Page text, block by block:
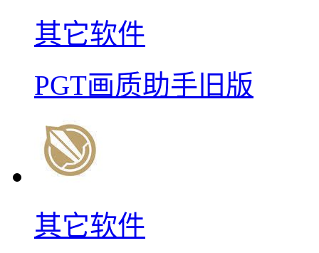
其它软件
PGT画质助手旧版
其它软件